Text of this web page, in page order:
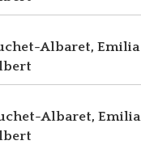
Albaret, Emilia
Albaret, Emilia